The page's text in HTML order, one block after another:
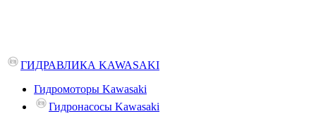
ГИДРАВЛИКА KAWASAKI
Гидромоторы Kawasaki
Гидронасосы Kawasaki